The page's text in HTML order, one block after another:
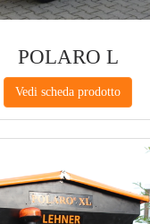
POLARO L
Vedi scheda prodotto